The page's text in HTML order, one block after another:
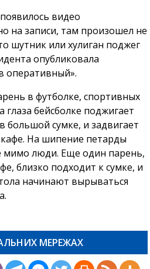
видео
на записи, там произошел не
шутник или хулиган поджег
опубликовала
оперативный».
в футболке, спортивных
бейсболке поджигает
большой сумке, и задвигает
На шипение петарды
мимо люди. Еще один парень,
близко подходит к сумке, и
начинают вырываться
МЕРЕЖАХ